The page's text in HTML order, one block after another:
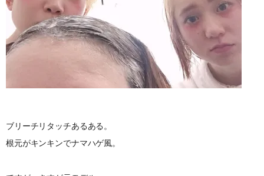
ブリーチリタッチあるある。
根元がキンキンでナマハゲ風。